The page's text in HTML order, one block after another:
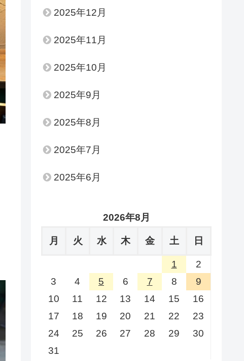
2025年12月
2025年11月
2025年10月
2025年9月
2025年8月
2025年7月
2025年6月
2026年8月
月 火 水 木 金 土 日
1
2
3
4 5 6 7 8
9
10
11 12 13 14 15
16
17
18 19 20 21 22
23
24
25 26 27 28 29
30
31